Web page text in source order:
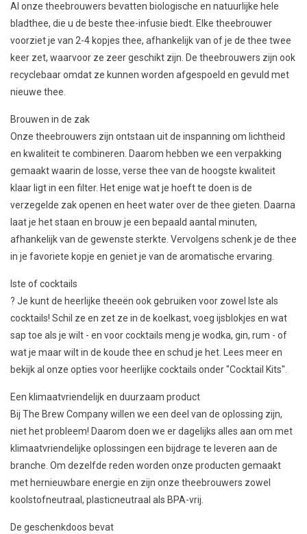
Al onze theebrouwers bevatten biologische en natuurlijke hele
bladthee, die u de beste thee-infusie biedt. Elke theebrouwer
voorziet je van 2-4 kopjes thee, afhankelijk van of je de thee twee
keer zet, waarvoor ze zeer geschikt zijn. De theebrouwers zijn ook
recyclebaar omdat ze kunnen worden afgespoeld en gevuld met
nieuwe thee.
Brouwen in de zak
Onze theebrouwers zijn ontstaan ​​uit de inspanning om lichtheid
en kwaliteit te combineren. Daarom hebben we een verpakking
gemaakt waarin de losse, verse thee van de hoogste kwaliteit
klaar ligt in een filter. Het enige wat je hoeft te doen is de
verzegelde zak openen en heet water over de thee gieten. Daarna
laat je het staan ​​en brouw je een bepaald aantal minuten,
afhankelijk van de gewenste sterkte. Vervolgens schenk je de thee
in je favoriete kopje en geniet je van de aromatische ervaring.
Iste of cocktails
? Je kunt de heerlijke theeën ook gebruiken voor zowel Iste als
cocktails! Schil ze en zet ze in de koelkast, voeg ijsblokjes en wat
sap toe als je wilt - en voor cocktails meng je wodka, gin, rum - of
wat je maar wilt in de koude thee en schud je het. Lees meer en
bekijk al onze opties voor heerlijke cocktails onder "Cocktail Kits".
Een klimaatvriendelijk en duurzaam product
Bij The Brew Company willen we een deel van de oplossing zijn,
niet het probleem! Daarom doen we er dagelijks alles aan om met
klimaatvriendelijke oplossingen een bijdrage te leveren aan de
branche. Om dezelfde reden worden onze producten gemaakt
met hernieuwbare energie en zijn onze theebrouwers zowel
koolstofneutraal, plasticneutraal als BPA-vrij.
De geschenkdoos bevat